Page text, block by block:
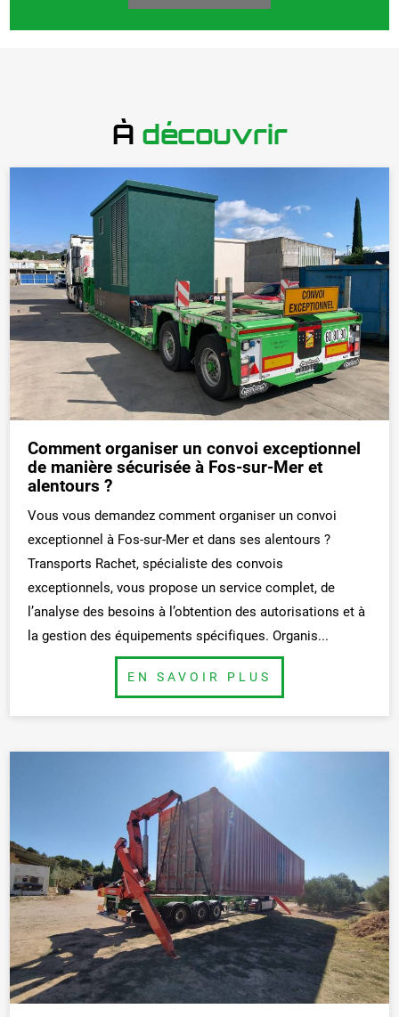
À découvrir
Comment organiser un convoi exceptionnel
de manière sécurisée à Fos-sur-Mer et
alentours ?
Vous vous demandez comment organiser un convoi
exceptionnel à Fos-sur-Mer et dans ses alentours ?
Transports Rachet, spécialiste des convois
exceptionnels, vous propose un service complet, de
l’analyse des besoins à l’obtention des autorisations et à
la gestion des équipements spécifiques. Organis...
BUTTON